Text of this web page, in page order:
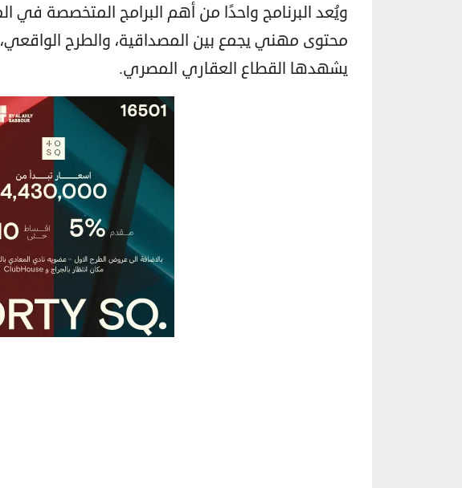
ويُعد البرنامج واحدًا من أهم البرامج المتخصصة
محتوى مهني يجمع بين المصداقية، والطرح
يشهدها القطاع العقاري المصري.